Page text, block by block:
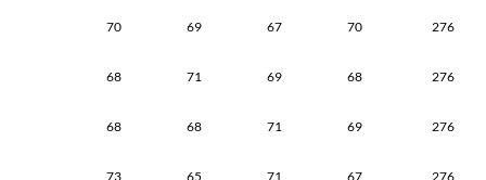
70 69 67 70 276
68 71 69 68 276
68 68 71 69 276
73 65 71 67 276